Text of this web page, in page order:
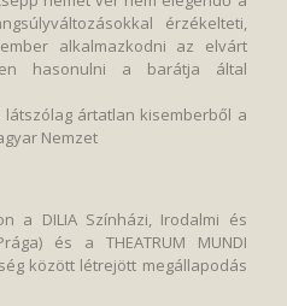
érzékelteti,
alkalmazkodni az elvárt
hasonulni a barátja által
ártatlan kisemberből a
Nemzet
a DILIA Színházi, Irodalmi és
és a THEATRUM MUNDI
között létrejött megállapodás